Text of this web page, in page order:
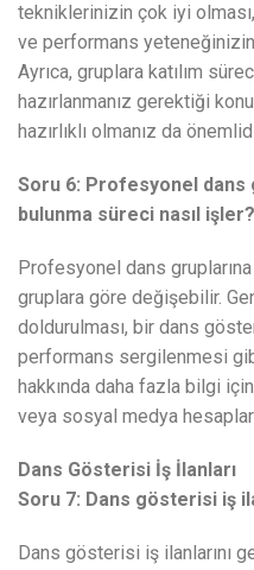
tekniklerinizin çok iyi
ve performans
Ayrıca, gruplara katılım
hazırlanmanız gerektiği
hazırlıklı olmanız da
Soru 6: Profesyonel dans
bulunma süreci nasıl işler?
Profesyonel dans
gruplara göre değişebilir.
doldurulması, bir dans
performans sergilenmesi
hakkında daha fazla bilgi
veya sosyal medya
Dans Gösterisi İş İlanları
Soru 7: Dans gösterisi iş
Dans gösterisi iş ilanlarını